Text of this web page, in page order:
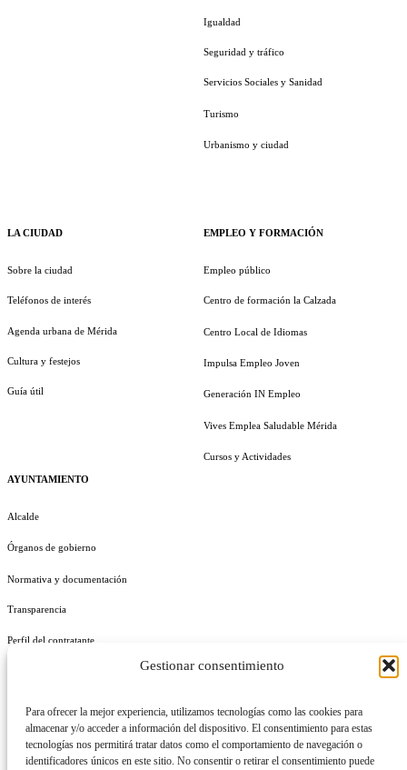
Gestionar consentimiento
Para ofrecer la mejor experiencia, utilizamos tecnologías como las cookies para
almacenar y/o acceder a información del dispositivo. El consentimiento para estas
tecnologías nos permitirá tratar datos como el comportamiento de navegación o
identificadores únicos en este sitio. No consentir o retirar el consentimiento puede
LA CIUDAD
Sobre la ciudad
Teléfonos de interés
Agenda urbana de Mérida
Cultura y festejos
Guía útil
AYUNTAMIENTO
Alcalde
Órganos de gobierno
Normativa y documentación
Transparencia
Perfil del contratante
Igualdad
Seguridad y tráfico
Servicios Sociales y Sanidad
Turismo
Urbanismo y ciudad
EMPLEO Y FORMACIÓN
Empleo público
Centro de formación la Calzada
Centro Local de Idiomas
Impulsa Empleo Joven
Generación IN Empleo
Vives Emplea Saludable Mérida
Cursos y Actividades